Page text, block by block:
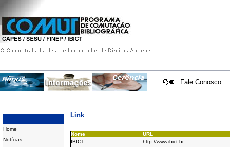
Fale Conosco
Home
Notícias
Link
Nome
URL
IBICT
-
http://www.ibict.br